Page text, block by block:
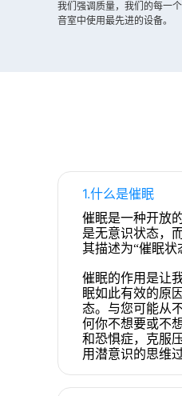
我们强调质量，我们的每一
音室中使用最先进的设备。
1.什么是催眠
催眠是一种开放
是无意识状态，
其描述为“催眠状
催眠的作用是让
眠如此有效的原
态。与您可能从
何你不想要或不
和恐惧症，克服
用潜意识的思维